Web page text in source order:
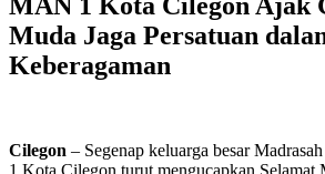
Muda Jaga Persatuan
Keberagaman
Cilegon – Segenap keluarga besar
1 Kota Cilegon turut mengucapkan Selamat